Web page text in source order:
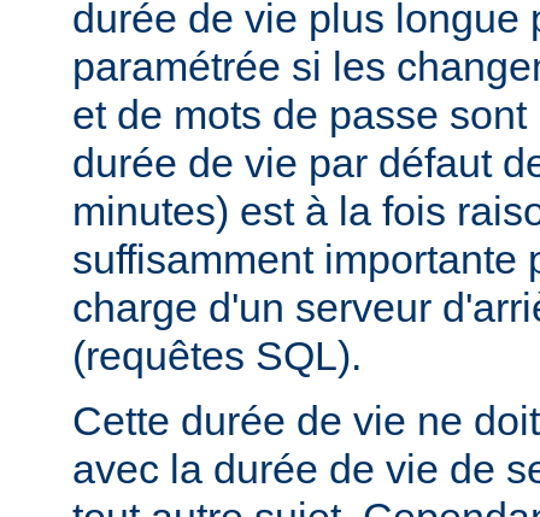
durée de vie plus longue
paramétrée si les
et de mots de passe
durée de vie par défaut
minutes) est à la fois
suffisamment importante
charge d'un serveur
(requêtes SQL).
Cette durée de vie ne
avec la durée de vie de